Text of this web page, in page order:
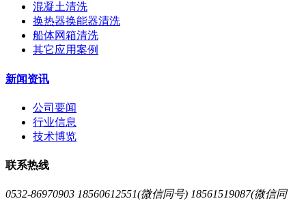
混凝土清洗
换热器换能器清洗
船体网箱清洗
其它应用案例
新闻资讯
公司要闻
行业信息
技术博览
联系热线
0532-86970903 18560612551(微信同号) 18561519087(微信同